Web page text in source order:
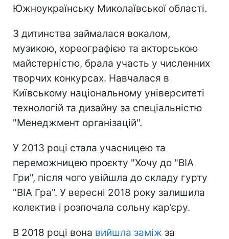
Южноукраїнську Миколаївської області.
З дитинства займалася вокалом,
музикою, хореографією та акторською
майстерністю, брала участь у численних
творчих конкурсах. Навчалася в
Київському національному університеті
технологій та дизайну за спеціальністю
"Менеджмент організацій".
У 2013 році стала учасницею та
переможницею проєкту "Хочу до "ВІА
Гри", після чого увійшла до складу гурту
"ВІА Гра". У вересні 2018 року залишила
колектив і розпочала сольну кар’єру.
В 2018 році вона вийшла заміж за